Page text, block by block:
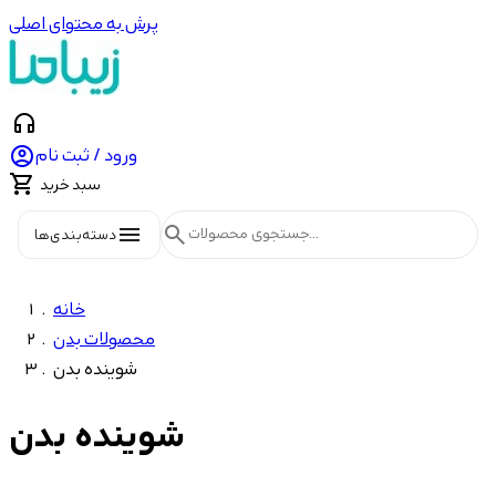
پرش به محتوای اصلی
headphones
ورود / ثبت نام
 سبد خرید
menuدسته‌بندی‌ها search
خانه
محصولات بدن
شوینده بدن
شوینده بدن